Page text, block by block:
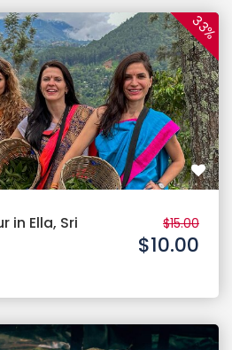
33%
in Ella, Sri
$15.00
$10.00